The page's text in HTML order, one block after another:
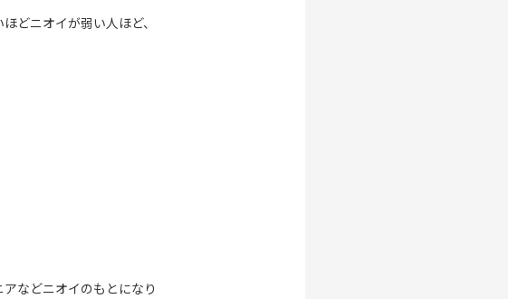
どニオイが弱い人ほど、
などニオイのもとになり